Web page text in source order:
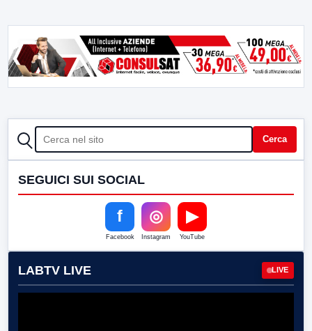
CERCA Cerca
SEGUICI SUI SOCIAL
f
Facebook
◎
Instagram
▶
YouTube
LABTV LIVE LIVE